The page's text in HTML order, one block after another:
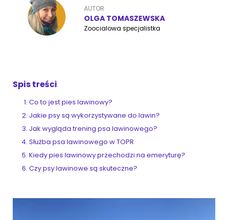
Wyszukiwarka ras psów
ZoociaLove News
AUTOR
OLGA TOMASZEWSKA
Zoocialowa specjalistka
Spis treści
Co to jest pies lawinowy?
Jakie psy są wykorzystywane do lawin?
Jak wygląda trening psa lawinowego?
Służba psa lawinowego w TOPR
Kiedy pies lawinowy przechodzi na emeryturę?
Czy psy lawinowe są skuteczne?